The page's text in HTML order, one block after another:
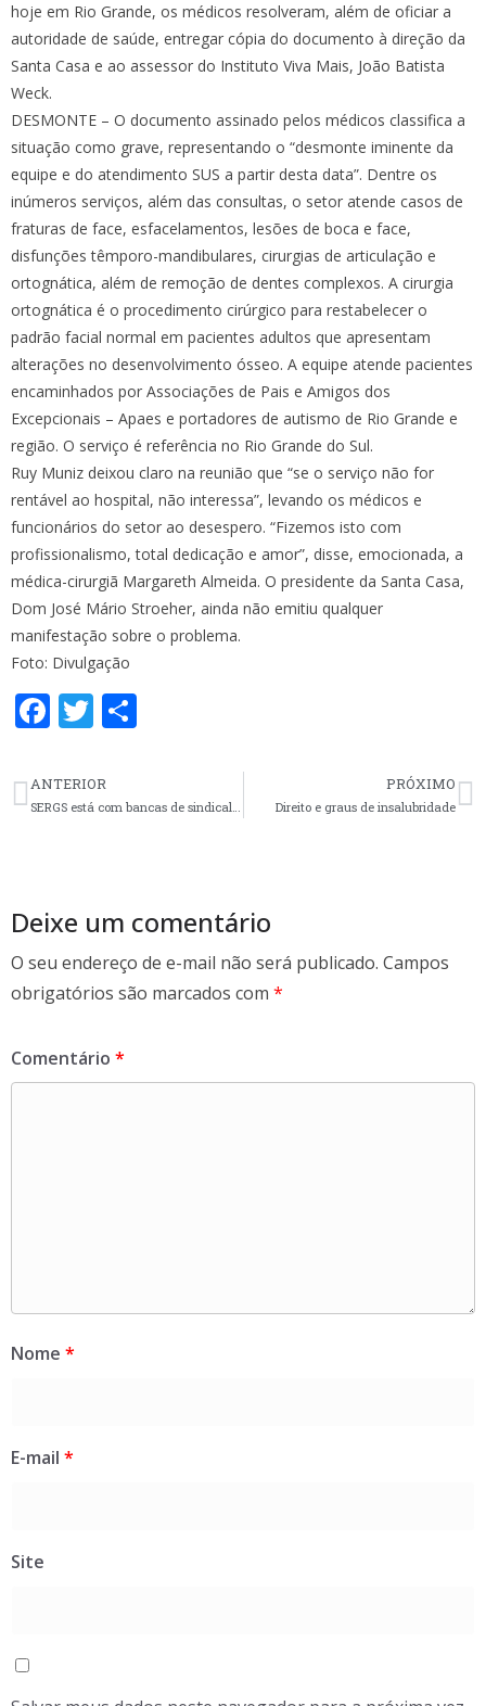
hoje em Rio Grande, os médicos resolveram, além de oficiar a
autoridade de saúde, entregar cópia do documento à direção da
Santa Casa e ao assessor do Instituto Viva Mais, João Batista
Weck.
DESMONTE – O documento assinado pelos médicos classifica a
situação como grave, representando o “desmonte iminente da
equipe e do atendimento SUS a partir desta data”. Dentre os
inúmeros serviços, além das consultas, o setor atende casos de
fraturas de face, esfacelamentos, lesões de boca e face,
disfunções têmporo-mandibulares, cirurgias de articulação e
ortognática, além de remoção de dentes complexos. A cirurgia
ortognática é o procedimento cirúrgico para restabelecer o
padrão facial normal em pacientes adultos que apresentam
alterações no desenvolvimento ósseo. A equipe atende pacientes
encaminhados por Associações de Pais e Amigos dos
Excepcionais – Apaes e portadores de autismo de Rio Grande e
região. O serviço é referência no Rio Grande do Sul.
Ruy Muniz deixou claro na reunião que “se o serviço não for
rentável ao hospital, não interessa”, levando os médicos e
funcionários do setor ao desespero. “Fizemos isto com
profissionalismo, total dedicação e amor”, disse, emocionada, a
médica-cirurgiã Margareth Almeida. O presidente da Santa Casa,
Dom José Mário Stroeher, ainda não emitiu qualquer
manifestação sobre o problema.
Foto: Divulgação
F
e
b
k
T
itt
er e
ANTERIOR
SERGS está com bancas de sindicalização nos hospitais
PRÓXIMO
Direito e graus de insalubridade
Deixe um comentário
O seu endereço de e-mail não será publicado. Campos
obrigatórios são marcados com *
Comentário *
Nome *
E-mail *
Site